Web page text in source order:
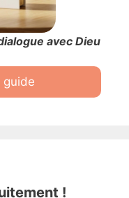
avec Dieu
guide
!